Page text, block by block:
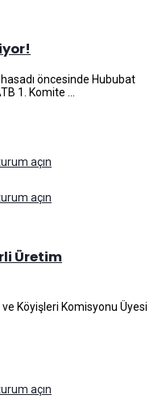
öncesinde Hububat
1. Komite ...
açın
açın
Üretim
Köyişleri Komisyonu Üyesi
açın